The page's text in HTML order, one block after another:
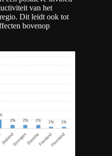
van het
Dit leidt ook tot
bovenop